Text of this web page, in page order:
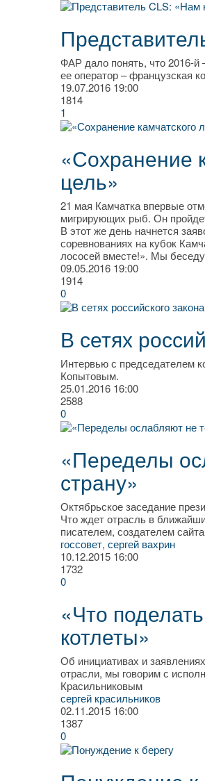
ФАР дало понять, что 2016-й
ее оператор – французская
19.07.2016 19:00
1814
1
«Сохранение
цель»
21 мая Камчатка впервые
мигрирующих рыб. Он
В этот же день начнется
соревнованиях на кубок
лососей вместе!». Мы
09.05.2016 19:00
1914
0
В сетях
Интервью с председателем
Копытовым.
25.01.2016 16:00
2588
0
«Переделы
страну»
Октябрьское заседание
Что ждет отрасль в
писателем, создателем
госсовет, сергей вахрин
10.12.2015 16:00
1732
0
«Что
котлеты»
Об инициативах и
отрасли, мы говорим с
Красильниковым
сергей красильников
02.11.2015 16:00
1387
0